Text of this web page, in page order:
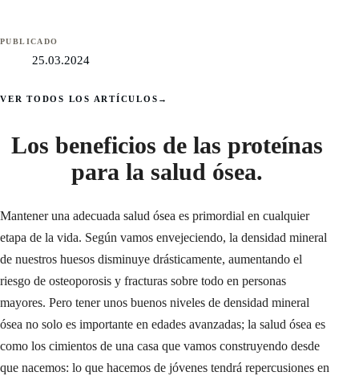
PUBLICADO
25.03.2024
VER TODOS LOS ARTÍCULOS →
Los beneficios de las proteínas
para la salud ósea.
Mantener una adecuada salud ósea es primordial en cualquier
etapa de la vida. Según vamos envejeciendo, la densidad mineral
de nuestros huesos disminuye drásticamente, aumentando el
riesgo de osteoporosis y fracturas sobre todo en personas
mayores. Pero tener unos buenos niveles de densidad mineral
ósea no solo es importante en edades avanzadas; la salud ósea es
como los cimientos de una casa que vamos construyendo desde
que nacemos: lo que hacemos de jóvenes tendrá repercusiones en